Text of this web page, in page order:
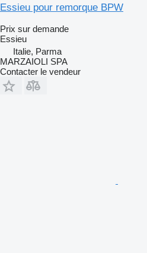
Essieu pour remorque BPW
Prix sur demande
Essieu
Italie, Parma
MARZAIOLI SPA
Contacter le vendeur